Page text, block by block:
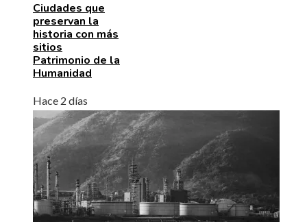
Ciudades que
preservan la
historia con más
sitios
Patrimonio de la
Humanidad
Hace 2 días